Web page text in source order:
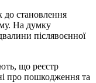
до становлення
На думку
післявоєнної
що реєстр
про пошкодження та